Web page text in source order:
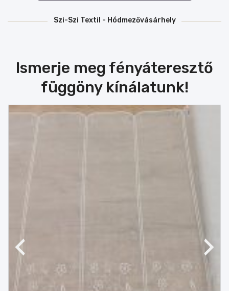
Szi-Szi Textil - Hódmezővásárhely
Ismerje meg fényáteresztő
függöny kínálatunk!